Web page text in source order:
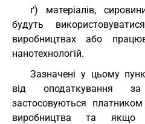
ґ) матеріалів,
будуть
виробництвах або
нанотехнологій.
Зазначені у цьому
від оподаткування
застосовуються
виробництва та якщо